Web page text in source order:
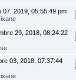
07, 2019, 05:55:49 pm
29, 2018, 08:24:22
03, 2018, 07:37:44